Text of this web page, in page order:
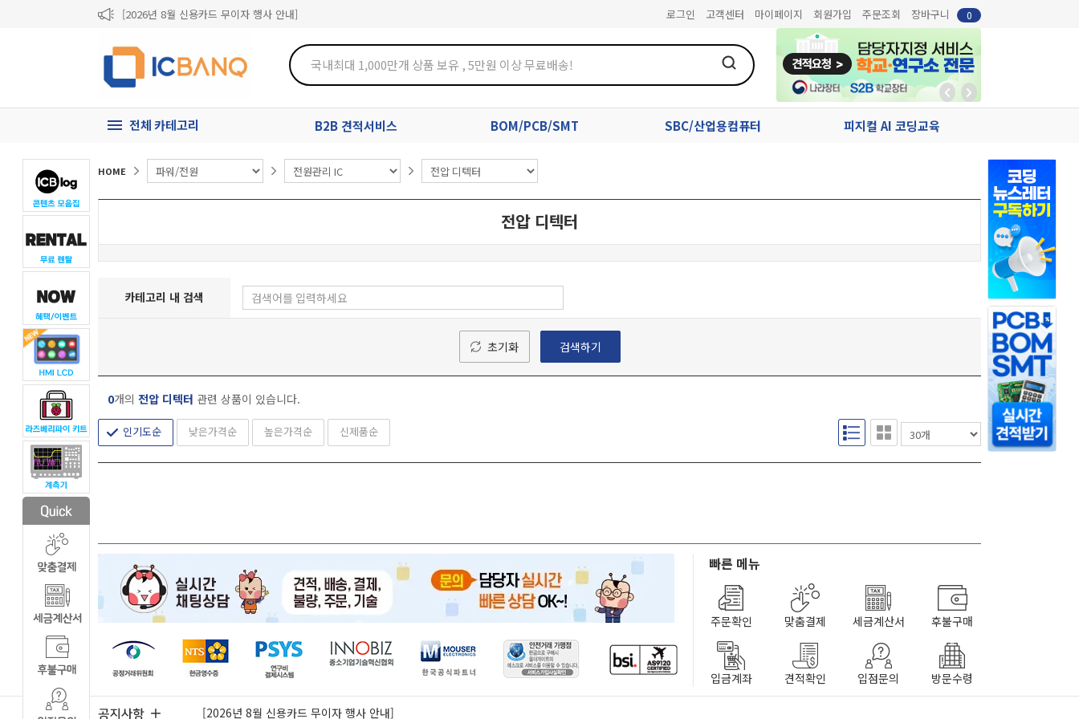
[2026년 8월 신용카드 무이자 행사 안내]
[마일리지 적립 및 사용 정책 개편 안내]
로그인 고객센터 마이페이지 회원가입 주문조회 장바구니 0
전체 카테고리 B2B 견적서비스 BOM/PCB/SMT SBC/산업용컴퓨터 피지컬 AI 코딩교육
HOME
전압 디텍터
카테고리 내 검색
초기화 검색하기
0개의 전압 디텍터 관련 상품이 있습니다.
인기도순 낮은가격순 높은가격순 신제품순
빠른 메뉴
주문확인 맞춤결제 세금계산서 후불구매
입금계좌 견적확인 입점문의 방문수령
[2026년 8월 신용카드 무이자 행사 안내]